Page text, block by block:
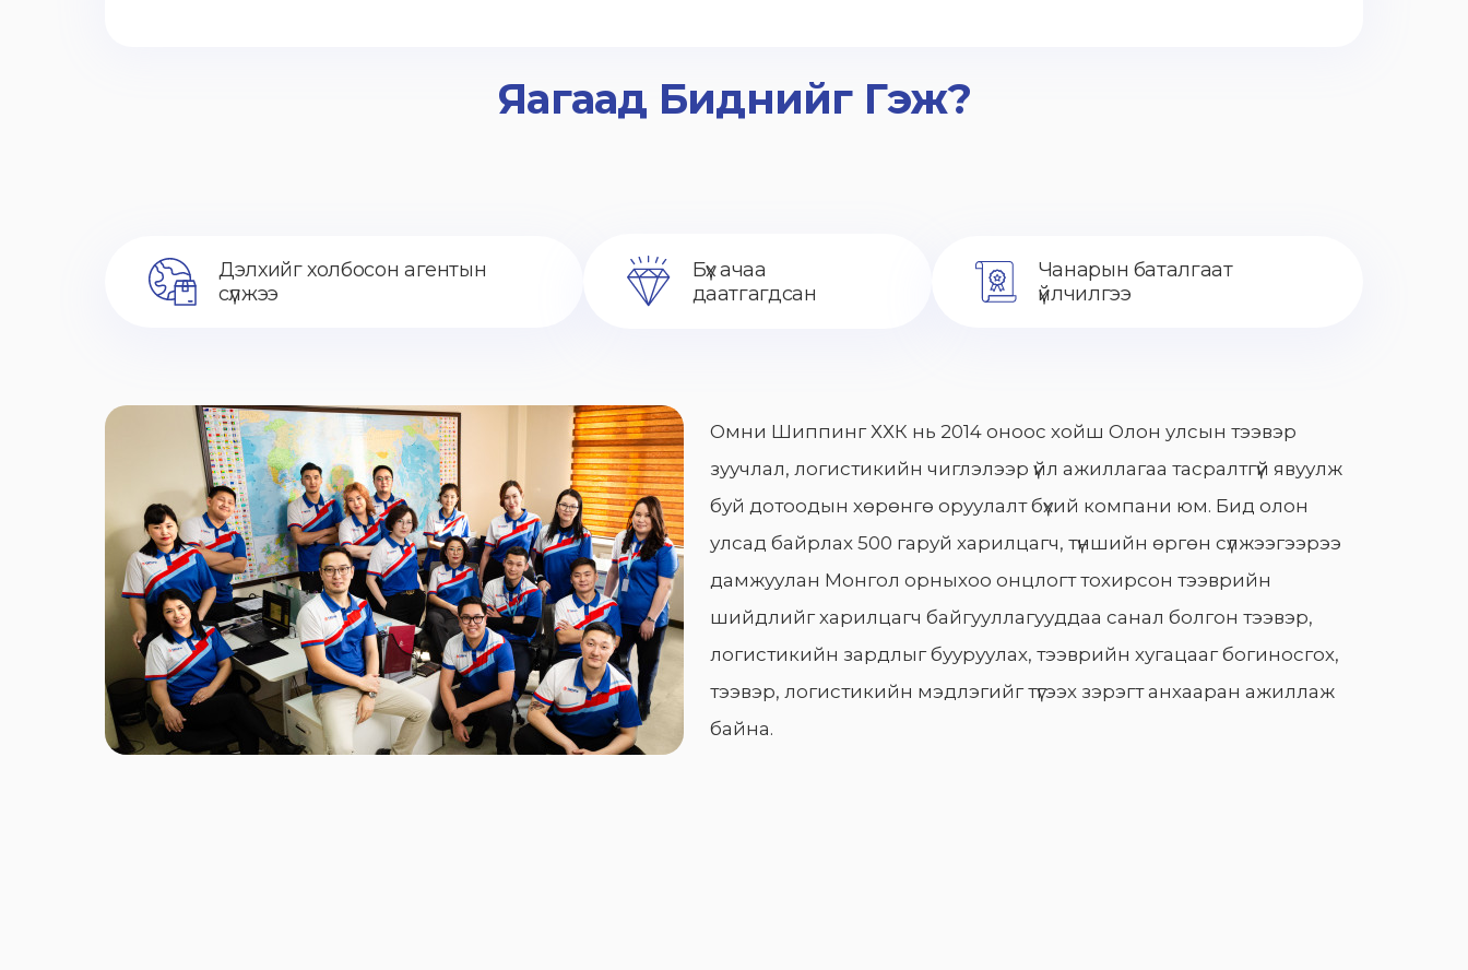
Яагаад Биднийг Гэж?
Дэлхийг холбосон агентын
сүлжээ
Бүх ачаа
даатгагдсан
Чанарын баталгаат
үйлчилгээ
Омни Шиппинг ХХК нь 2014 оноос хойш Олон улсын тээвэр
зуучлал, логистикийн чиглэлээр үйл ажиллагаа тасралтгүй явуулж
буй дотоодын хөрөнгө оруулалт бүхий компани юм. Бид олон
улсад байрлах 500 гаруй харилцагч, түншийн өргөн сүлжээгээрээ
дамжуулан Монгол орныхоо онцлогт тохирсон тээврийн
шийдлийг харилцагч байгууллагууддаа санал болгон тээвэр,
логистикийн зардлыг бууруулах, тээврийн хугацааг богиносгох,
тээвэр, логистикийн мэдлэгийг түгээх зэрэгт анхааран ажиллаж
байна.